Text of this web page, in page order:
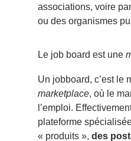
associations, voire
ou des organismes
Le job board est une
Un jobboard, c’est le
marketplace, où le
l’emploi.
plateforme
« produits », des